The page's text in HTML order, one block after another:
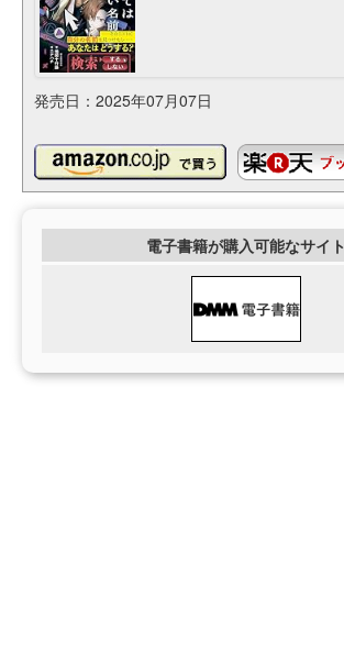
発売日：2025年07月07日
電子書籍が購入可能なサイト